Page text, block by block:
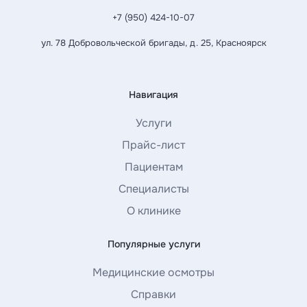
+7 (950) 424-10-07
ул. 78 Добровольческой бригады, д. 25, Красноярск
Навигация
Услуги
Прайс-лист
Пациентам
Специалисты
О клинике
Популярные услуги
Медицинские осмотры
Справки